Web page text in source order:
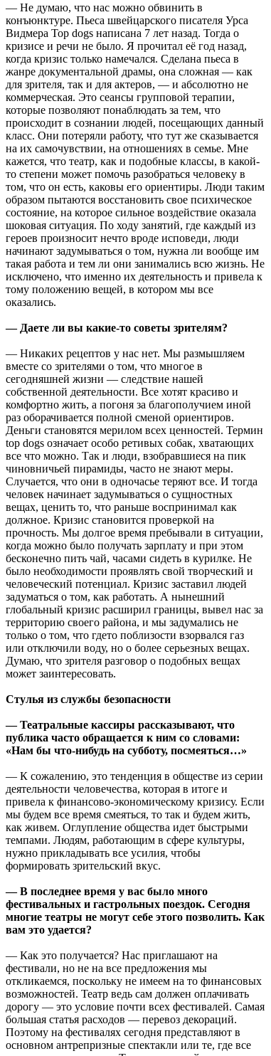
— Не думаю, что нас можно обвинить в
конъюнктуре. Пьеса швейцарского писателя Урса
Видмера Top dogs написана 7 лет назад. Тогда о
кризисе и речи не было. Я прочитал её год назад,
когда кризис только намечался. Сделана пьеса в
жанре документальной драмы, она сложная — как
для зрителя, так и для актеров, — и абсолютно не
коммерческая. Это сеансы групповой терапии,
которые позволяют понаблюдать за тем, что
происходит в сознании людей, посещающих данный
класс. Они потеряли работу, что тут же сказывается
на их самочувствии, на отношениях в семье. Мне
кажется, что театр, как и подобные классы, в какой-
то степени может помочь разобраться человеку в
том, что он есть, каковы его ориентиры. Люди таким
образом пытаются восстановить свое психическое
состояние, на которое сильное воздействие оказала
шоковая ситуация. По ходу занятий, где каждый из
героев произносит нечто вроде исповеди, люди
начинают задумываться о том, нужна ли вообще им
такая работа и тем ли они занимались всю жизнь. Не
исключено, что именно их деятельность и привела к
тому положению вещей, в котором мы все
оказались.
— Даете ли вы какие-то советы зрителям?
— Никаких рецептов у нас нет. Мы размышляем
вместе со зрителями о том, что многое в
сегодняшней жизни — следствие нашей
собственной деятельности. Все хотят красиво и
комфортно жить, а погоня за благополучием иной
раз оборачивается полной сменой ориентиров.
Деньги становятся мерилом всех ценностей. Термин
top dogs означает особо ретивых собак, хватающих
все что можно. Так и люди, взобравшиеся на пик
чиновничьей пирамиды, часто не знают меры.
Случается, что они в одночасье теряют все. И тогда
человек начинает задумываться о сущностных
вещах, ценить то, что раньше воспринимал как
должное. Кризис становится проверкой на
прочность. Мы долгое время пребывали в ситуации,
когда можно было получать зарплату и при этом
бесконечно пить чай, часами сидеть в курилке. Не
было необходимости проявлять свой творческий и
человеческий потенциал. Кризис заставил людей
задуматься о том, как работать. А нынешний
глобальный кризис расширил границы, вывел нас за
территорию своего района, и мы задумались не
только о том, что гдето поблизости взорвался газ
или отключили воду, но о более серьезных вещах.
Думаю, что зрителя разговор о подобных вещах
может заинтересовать.
Стулья из службы безопасности
— Театральные кассиры рассказывают, что
публика часто обращается к ним со словами:
«Нам бы что-нибудь на субботу, посмеяться…»
— К сожалению, это тенденция в обществе из серии
деятельности человечества, которая в итоге и
привела к финансово-экономическому кризису. Если
мы будем все время смеяться, то так и будем жить,
как живем. Оглупление общества идет быстрыми
темпами. Людям, работающим в сфере культуры,
нужно прикладывать все усилия, чтобы
формировать зрительский вкус.
— В последнее время у вас было много
фестивальных и гастрольных поездок. Сегодня
многие театры не могут себе этого позволить. Как
вам это удается?
— Как это получается? Нас приглашают на
фестивали, но не на все предложения мы
откликаемся, поскольку не имеем на то финансовых
возможностей. Театр ведь сам должен оплачивать
дорогу — это условие почти всех фестивалей. Самая
большая статья расходов — перевоз декораций.
Поэтому на фестивалях сегодня представляют в
основном антрепризные спектакли или те, где все